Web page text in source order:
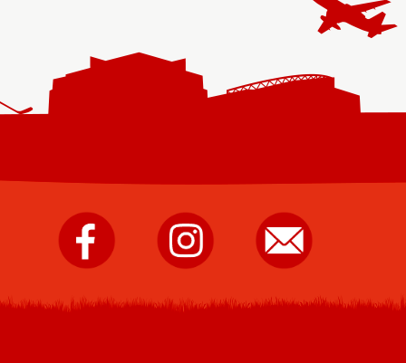
Timrå
kommun
Facebook.
Timrå
kommun
på
Instagram.
Skicka
e-
post
till
kommun.